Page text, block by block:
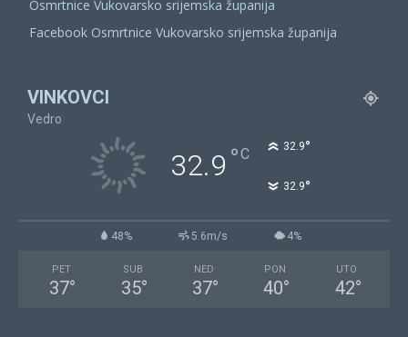
Osmrtnice Vukovarsko srijemska županija
Facebook Osmrtnice Vukovarsko srijemska županija
VINKOVCI
Vedro
32.9 °C 32.9°
32.9°
48% 5.6m/s 4%
PET
37°
SUB
35°
NED
37°
PON
40°
UTO
42°